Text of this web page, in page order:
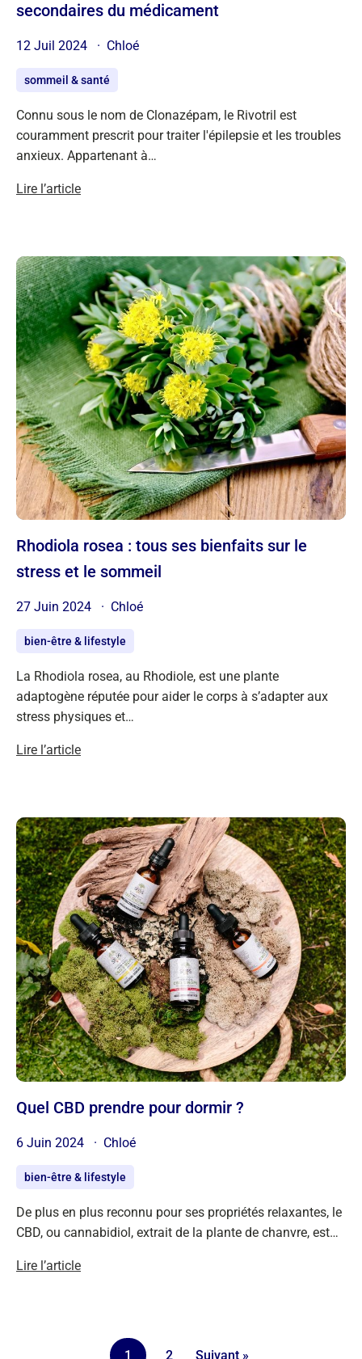
secondaires du médicament
12 Juil 2024 Chloé
sommeil & santé
Connu sous le nom de Clonazépam, le Rivotril est
couramment prescrit pour traiter l'épilepsie et les troubles
anxieux. Appartenant à…
Lire l’article
Rhodiola rosea : tous ses bienfaits sur le
stress et le sommeil
27 Juin 2024 Chloé
bien-être & lifestyle
La Rhodiola rosea, au Rhodiole, est une plante
adaptogène réputée pour aider le corps à s’adapter aux
stress physiques et…
Lire l’article
Quel CBD prendre pour dormir ?
6 Juin 2024 Chloé
bien-être & lifestyle
De plus en plus reconnu pour ses propriétés relaxantes, le
CBD, ou cannabidiol, extrait de la plante de chanvre, est…
Lire l’article
1 2 Suivant »